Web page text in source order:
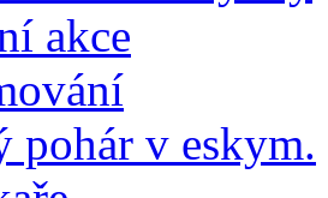
akce
pohár v eskym.